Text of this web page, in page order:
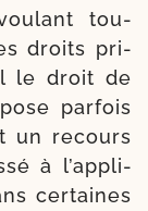
tou­
droits pri­
le droit de
par­fois
un recours
à l’appli­
cer­taines